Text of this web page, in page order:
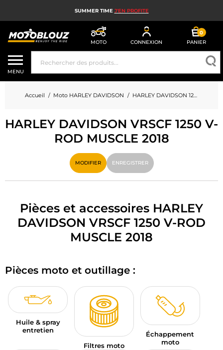
SUMMER TIME J'EN PROFITE
MOTO CONNEXION
0
PANIER
CASQUE MOTO
ÉQUIPEMENT MOTO HOMME
ÉQUIPEMENT MOTO FEMME
MX, ENDURO ET TRIAL
HIGH TECH MOTO
AIRBAG MOTO
ACCESSOIRES MOTO
BAGAGERIE MOTO
BONS PLANS ET PROMO
CARTES CADEAUX
FR | EUR € — MODIFIER
MENU
Accueil Moto HARLEY DAVIDSON HARLEY DAVIDSON 1250 VRSCF 1250 V-ROD MUSCLE
HARLEY DAVIDSON VRSCF 1250 V-
ROD MUSCLE 2018
MODIFIER ENREGISTRER
Pièces et accessoires HARLEY
DAVIDSON VRSCF 1250 V-ROD
MUSCLE 2018
Pièces moto et outillage :
Huile & spray
entretien
Filtres moto
Échappement
moto